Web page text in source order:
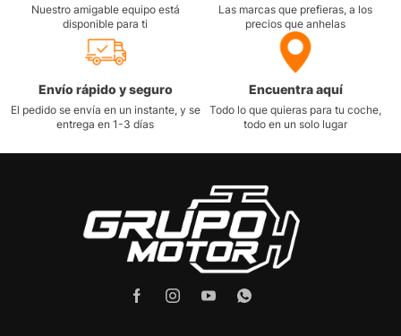
Nuestro amigable equipo está
disponible para ti
Las marcas que prefieras, a los
precios que anhelas
Envío rápido y seguro
El pedido se envía en un instante, y se
entrega en 1-3 días
Encuentra aquí
Todo lo que quieras para tu coche,
todo en un solo lugar